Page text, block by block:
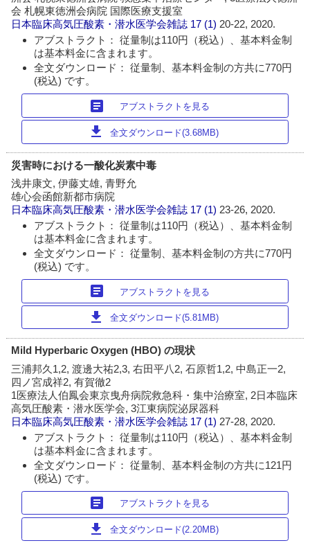
会 札幌東徳洲会病院 国際医療支援室
日本臨床高気圧酸素・潜水医学会雑誌 17 (1)20-22, 2020.
アブストラクト： 従量制は110円（税込）、基本料金制
は基本料金に含まれます。
全文ダウンロード： 従量制、基本料金制の方共に770円
(税込) です。
article アブストラクトを見る
download 全文ダウンロード(3.68MB)
災害時における一酸化炭素中毒
浅井康文, 伊藤丈雄, 青野允
雄心会函館新都市病院
日本臨床高気圧酸素・潜水医学会雑誌 17 (1) 23-26, 2020.
アブストラクト： 従量制は110円（税込）、基本料金制
は基本料金に含まれます。
全文ダウンロード： 従量制、基本料金制の方共に770円
(税込) です。
article アブストラクトを見る
download 全文ダウンロード(5.81MB)
Mild Hyperbaric Oxygen (HBO) の現状
三浦邦久1,2, 渡邊大祐2,3, 右田平八2, 石原哲1,2, 中島正一2,
四ノ宮成祥2, 有賀徹2
1医療法人伯鳳会東京曳舟病院救急科・集中治療室, 2日本臨床
高気圧酸素・潜水医学会, 3江東病院泌尿器科
日本臨床高気圧酸素・潜水医学会雑誌 17 (1) 27-28, 2020.
アブストラクト： 従量制は110円（税込）、基本料金制
は基本料金に含まれます。
全文ダウンロード： 従量制、基本料金制の方共に121円
(税込) です。
article アブストラクトを見る
download 全文ダウンロード(2.20MB)